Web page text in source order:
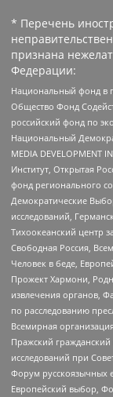
* Перечень
признана
Федерации:
Национальный фонд в
Общество Фонд
российский фонд по
Национальный
MEDIA DEVELOPMENT
Институт, Открытая
фонд регионального
Демократические
исследований,
Тихоокеанский центр
Свободная Россия,
Человек в беде,
Прожект Хармони,
извлечения органов,
по расследованию
Всемирная
Пражский
исследований при
Форум русскоязычных
Европейский выбор,